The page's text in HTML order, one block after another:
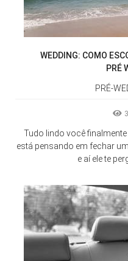
WEDDING: COMO
PRÉ
PRÉ-
Tudo lindo você
está pensando em fechar
e aí ele te